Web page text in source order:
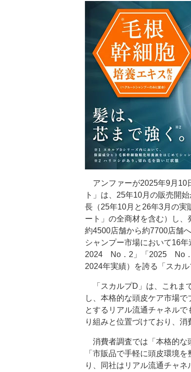
アンファーが2025年9月10
ト」は、25年10月の販売開
長（25年10月と26年3月の
ート」の全商材を含む）し
約4500店舗から約7700店舗
シャンプー市場において16
2024 No．2」「2025 No．
2024年実績）を誇る「スカ
「スカルプD」は、これま
し、本格的な頭皮ケア市場
とするリアル流通チャネル
り組みと位置づけており、消
消費者調査では「本格的な
「市販品で手軽に頭皮環境
り、同社はリアル流通チャネ